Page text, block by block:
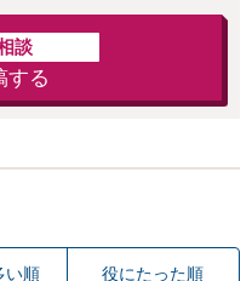
談
する
い順 役にたった順